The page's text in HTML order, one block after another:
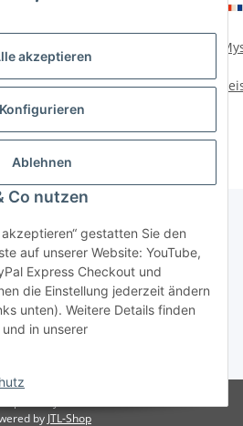
akzeptieren
Konfigurieren
Ablehnen
Co nutzen
gestatten Sie den
auf unserer Website: YouTube,
Express Checkout und
die Einstellung jederzeit ändern
unten). Weitere Details finden
und in unserer
Preise nach Anmeldung
sichtbar
by JTL-Shop